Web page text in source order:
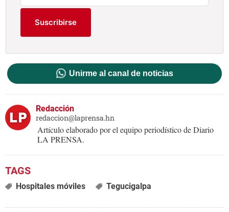
Suscribirse
Unirme al canal de noticias
Redacción
redaccion@laprensa.hn
Artículo elaborado por el equipo periodístico de Diario
LA PRENSA.
Hospitales móviles Tegucigalpa